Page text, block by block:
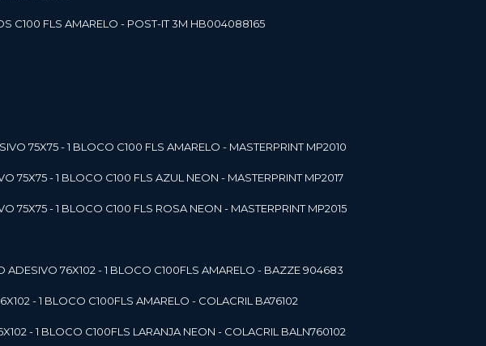
C100 FLS AMARELO - POST-IT 3M HB004088165
75X75 - 1 BLOCO C100 FLS AMARELO - MASTERPRINT MP2010
75X75 - 1 BLOCO C100 FLS AZUL NEON - MASTERPRINT MP2017
75X75 - 1 BLOCO C100 FLS ROSA NEON - MASTERPRINT MP2015
ADESIVO 76X102 - 1 BLOCO C100FLS AMARELO - BAZZE 904683
- 1 BLOCO C100FLS AMARELO - COLACRIL BA76102
- 1 BLOCO C100FLS LARANJA NEON - COLACRIL BALN760102